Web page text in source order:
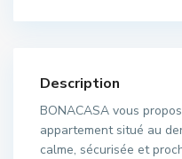
Description
BONACASA vous
appartement situé au
calme, sécurisée et